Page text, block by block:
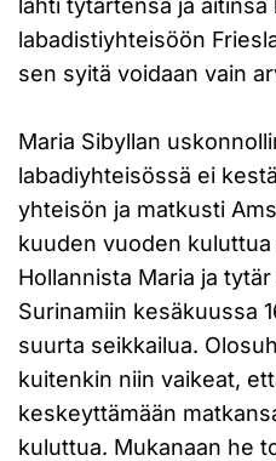
lähti tytärtensä ja äitinsä
labadistiyhteisöön
sen syitä voidaan vain
Maria Sibyllan
labadiyhteisössä ei
yhteisön ja matkusti
kuuden vuoden
Hollannista Maria ja
Surinamiin kesäkuussa
suurta seikkailua.
kuitenkin niin vaikeat,
keskeyttämään
kuluttua. Mukanaan he